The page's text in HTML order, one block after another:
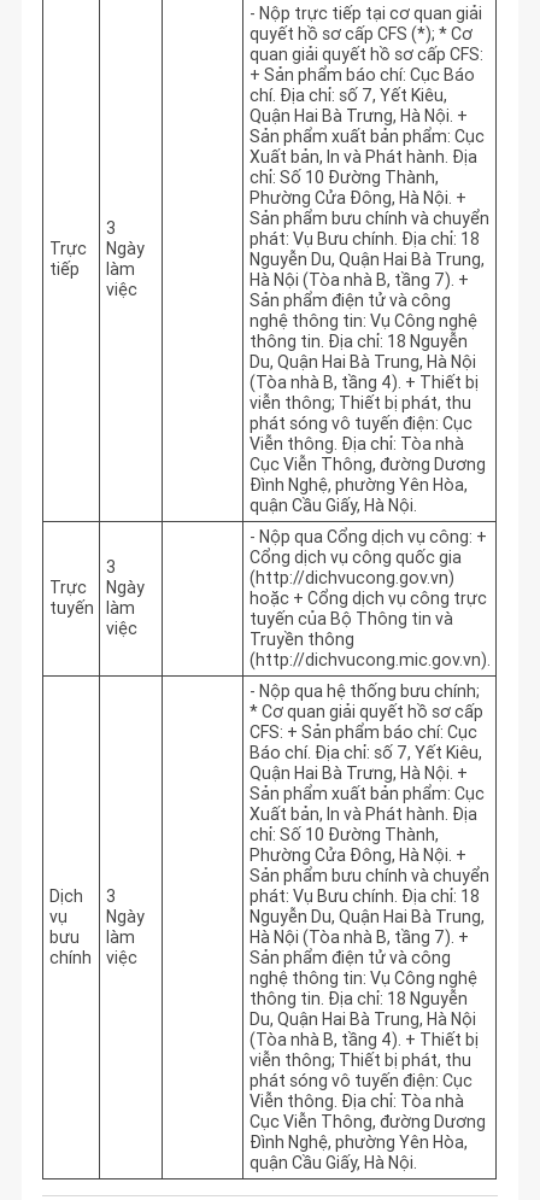
Trực
tiếp
3
Ngày
làm
việc
- Nộp trực tiếp tại cơ quan giải
quyết hồ sơ cấp CFS (*); * Cơ
quan giải quyết hồ sơ cấp CFS:
+ Sản phẩm báo chí: Cục Báo
chí. Địa chỉ: số 7, Yết Kiêu,
Quận Hai Bà Trưng, Hà Nội. +
Sản phẩm xuất bản phẩm: Cục
Xuất bản, In và Phát hành. Địa
chỉ: Số 10 Đường Thành,
Phường Cửa Đông, Hà Nội. +
Sản phẩm bưu chính và chuyển
phát: Vụ Bưu chính. Địa chỉ: 18
Nguyễn Du, Quận Hai Bà Trung,
Hà Nội (Tòa nhà B, tầng 7). +
Sản phẩm điện tử và công
nghệ thông tin: Vụ Công nghệ
thông tin. Địa chỉ: 18 Nguyễn
Du, Quận Hai Bà Trung, Hà Nội
(Tòa nhà B, tầng 4). + Thiết bị
viễn thông; Thiết bị phát, thu
phát sóng vô tuyến điện: Cục
Viễn thông. Địa chỉ: Tòa nhà
Cục Viễn Thông, đường Dương
Đình Nghệ, phường Yên Hòa,
quận Cầu Giấy, Hà Nội.
Trực
tuyến
3
Ngày
làm
việc
- Nộp qua Cổng dịch vụ công: +
Cổng dịch vụ công quốc gia
(http://dichvucong.gov.vn)
hoặc + Cổng dịch vụ công trực
tuyến của Bộ Thông tin và
Truyền thông
(http://dichvucong.mic.gov.vn).
Dịch
vụ
bưu
chính
3
Ngày
làm
việc
- Nộp qua hệ thống bưu chính;
* Cơ quan giải quyết hồ sơ cấp
CFS: + Sản phẩm báo chí: Cục
Báo chí. Địa chỉ: số 7, Yết Kiêu,
Quận Hai Bà Trưng, Hà Nội. +
Sản phẩm xuất bản phẩm: Cục
Xuất bản, In và Phát hành. Địa
chỉ: Số 10 Đường Thành,
Phường Cửa Đông, Hà Nội. +
Sản phẩm bưu chính và chuyển
phát: Vụ Bưu chính. Địa chỉ: 18
Nguyễn Du, Quận Hai Bà Trung,
Hà Nội (Tòa nhà B, tầng 7). +
Sản phẩm điện tử và công
nghệ thông tin: Vụ Công nghệ
thông tin. Địa chỉ: 18 Nguyễn
Du, Quận Hai Bà Trung, Hà Nội
(Tòa nhà B, tầng 4). + Thiết bị
viễn thông; Thiết bị phát, thu
phát sóng vô tuyến điện: Cục
Viễn thông. Địa chỉ: Tòa nhà
Cục Viễn Thông, đường Dương
Đình Nghệ, phường Yên Hòa,
quận Cầu Giấy, Hà Nội.